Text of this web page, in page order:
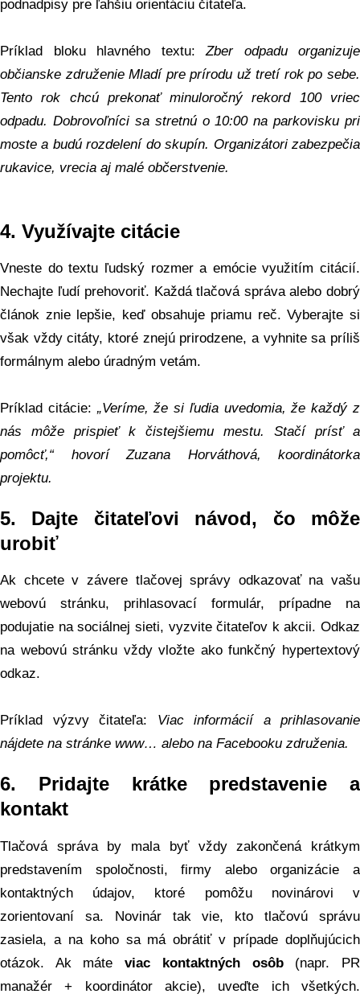
podnadpisy pre ľahšiu orientáciu čitateľa.
Príklad bloku hlavného textu: Zber odpadu organizuje
občianske združenie Mladí pre prírodu už tretí rok po sebe.
Tento rok chcú prekonať minuloročný rekord 100 vriec
odpadu. Dobrovoľníci sa stretnú o 10:00 na parkovisku pri
moste a budú rozdelení do skupín. Organizátori zabezpečia
rukavice, vrecia aj malé občerstvenie.
4. Využívajte citácie
Vneste do textu ľudský rozmer a emócie využitím citácií.
Nechajte ľudí prehovoriť. Každá tlačová správa alebo dobrý
článok znie lepšie, keď obsahuje priamu reč. Vyberajte si
však vždy citáty, ktoré znejú prirodzene, a vyhnite sa príliš
formálnym alebo úradným vetám.
Príklad citácie: „Veríme, že si ľudia uvedomia, že každý z
nás môže prispieť k čistejšiemu mestu. Stačí prísť a
pomôcť,“ hovorí Zuzana Horváthová, koordinátorka
projektu.
5. Dajte čitateľovi návod, čo môže
urobiť
Ak chcete v závere tlačovej správy odkazovať na vašu
webovú stránku, prihlasovací formulár, prípadne na
podujatie na sociálnej sieti, vyzvite čitateľov k akcii. Odkaz
na webovú stránku vždy vložte ako funkčný hypertextový
odkaz.
Príklad výzvy čitateľa: Viac informácií a prihlasovanie
nájdete na stránke www… alebo na Facebooku združenia.
6. Pridajte krátke predstavenie a
kontakt
Tlačová správa by mala byť vždy zakončená krátkym
predstavením spoločnosti, firmy alebo organizácie a
kontaktných údajov, ktoré pomôžu novinárovi v
zorientovaní sa. Novinár tak vie, kto tlačovú správu
zasiela, a na koho sa má obrátiť v prípade doplňujúcich
otázok. Ak máteviac kontaktných osôb(napr. PR
manažér + koordinátor akcie), uveďte ich všetkých.